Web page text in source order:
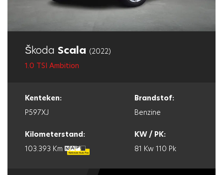
Škoda Scala (2022)
1.0 TSI Ambition
Kenteken:
Brandstof:
P597XJ
Benzine
Kilometerstand:
KW / PK:
103.393 Km
81 Kw 110 Pk